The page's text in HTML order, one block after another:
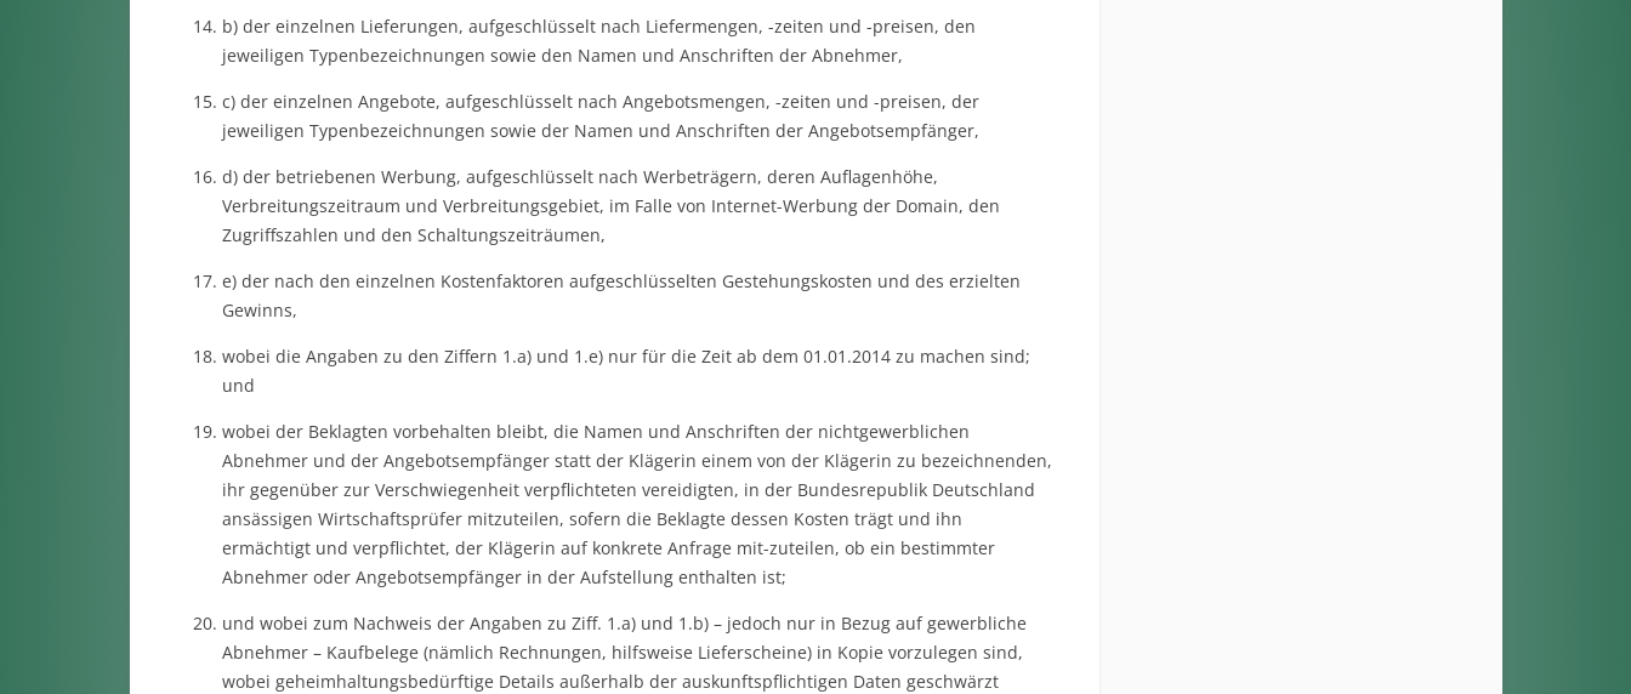
b) der einzelnen Lieferungen, aufgeschlüsselt nach Liefermengen, -zeiten und -preisen, den
jeweiligen Typenbezeichnungen sowie den Namen und Anschriften der Abnehmer,
c) der einzelnen Angebote, aufgeschlüsselt nach Angebotsmengen, -zeiten und -preisen, der
jeweiligen Typenbezeichnungen sowie der Namen und Anschriften der Angebotsempfänger,
d) der betriebenen Werbung, aufgeschlüsselt nach Werbeträgern, deren Auflagenhöhe,
Verbreitungszeitraum und Verbreitungsgebiet, im Falle von Internet-Werbung der Domain, den
Zugriffszahlen und den Schaltungszeiträumen,
e) der nach den einzelnen Kostenfaktoren aufgeschlüsselten Gestehungskosten und des erzielten
Gewinns,
wobei die Angaben zu den Ziffern 1.a) und 1.e) nur für die Zeit ab dem 01.01.2014 zu machen sind;
und
wobei der Beklagten vorbehalten bleibt, die Namen und Anschriften der nichtgewerblichen
Abnehmer und der Angebotsempfänger statt der Klägerin einem von der Klägerin zu bezeichnenden,
ihr gegenüber zur Verschwiegenheit verpflichteten vereidigten, in der Bundesrepublik Deutschland
ansässigen Wirtschaftsprüfer mitzuteilen, sofern die Beklagte dessen Kosten trägt und ihn
ermächtigt und verpflichtet, der Klägerin auf konkrete Anfrage mit-zuteilen, ob ein bestimmter
Abnehmer oder Angebotsempfänger in der Aufstellung enthalten ist;
und wobei zum Nachweis der Angaben zu Ziff. 1.a) und 1.b) – jedoch nur in Bezug auf gewerbliche
Abnehmer – Kaufbelege (nämlich Rechnungen, hilfsweise Lieferscheine) in Kopie vorzulegen sind,
wobei geheimhaltungsbedürftige Details außerhalb der auskunftspflichtigen Daten geschwärzt